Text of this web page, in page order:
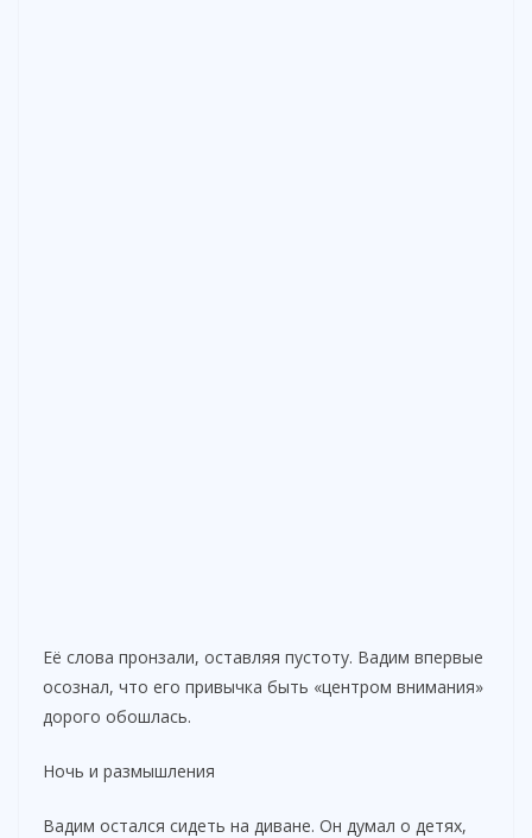
Её слова пронзали, оставляя пустоту. Вадим впервые
осознал, что его привычка быть «центром внимания»
дорого обошлась.
Ночь и размышления
Вадим остался сидеть на диване. Он думал о детях,